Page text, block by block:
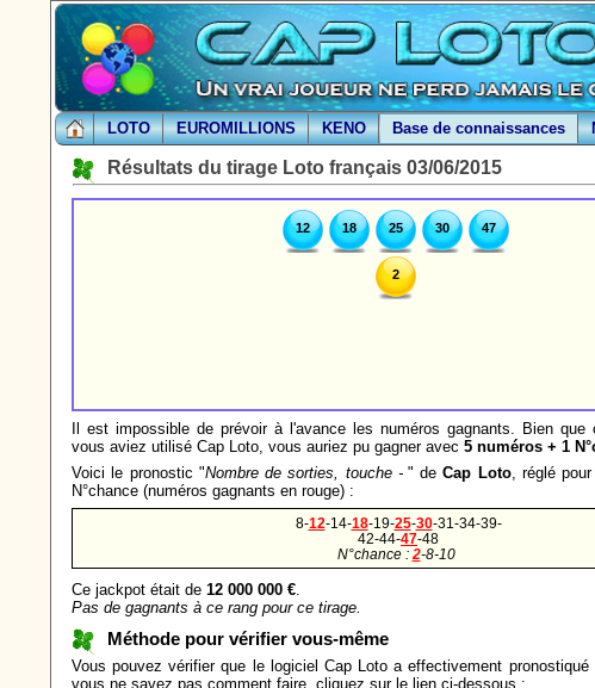
LOTO EUROMILLIONS KENO Base de connaissances
Résultats du tirage Loto français 03/06/2015
12 18 25 30 47
2
Il est impossible de prévoir à l'avance les numéros gagnants. Bien
vous aviez utilisé Cap Loto, vous auriez pu gagner avec 5 numéros + 1
Voici le pronostic "Nombre de sorties, touche - " deCap Loto, réglé
N°chance (numéros gagnants en rouge) :
8-12-14-18-19-25-30-31-34-39-
42-44-47-48
N°chance : 2-8-10
Ce jackpot était de 12 000 000 €
Pas de gagnants à ce rang pour ce tirage.
Méthode pour vérifier vous-même
Vous pouvez vérifier que le logiciel Cap Loto a effectivement
vous ne savez pas comment faire, cliquez sur le lien ci-dessous :